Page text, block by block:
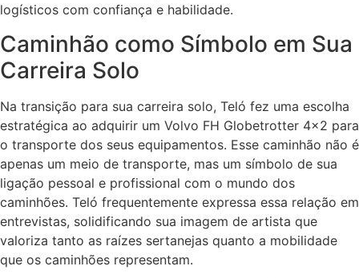
logísticos com confiança e habilidade.
Caminhão como Símbolo em Sua
Carreira Solo
Na transição para sua carreira solo, Teló fez uma escolha
estratégica ao adquirir um Volvo FH Globetrotter 4×2 para
o transporte dos seus equipamentos. Esse caminhão não é
apenas um meio de transporte, mas um símbolo de sua
ligação pessoal e profissional com o mundo dos
caminhões. Teló frequentemente expressa essa relação em
entrevistas, solidificando sua imagem de artista que
valoriza tanto as raízes sertanejas quanto a mobilidade
que os caminhões representam.